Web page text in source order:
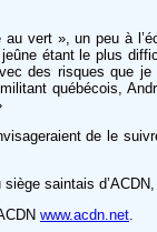
vert », un peu à
étant le plus
des risques que
québécois,
de le
saintais
www.acdn.net.